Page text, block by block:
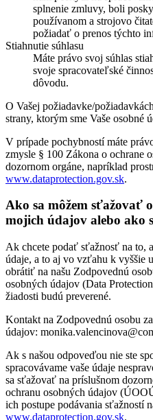
splnenie zmluvy, boli
používanom a strojovo
požiadať o prenos týchto
Stiahnutie súhlasu
Máte právo svoj súhlas
svoje spracovateľské
dôvodu.
O Vašej požiadavke/
strany, ktorým sme Vaše osobné
V prípade pochybností máte
zmysle § 100 Zákona o ochrane
dozornom orgáne, napríklad
www.dataprotection.gov.sk.
Ako sa môžem sťažovať
mojich údajov alebo ako
Ak chcete podať sťažnosť na to,
údaje, a to aj vo vzťahu k vyššie
obrátiť na našu Zodpovednú
osobných údajov (Data
žiadosti budú preverené.
Kontakt na Zodpovednú osobu
údajov:
Ak s našou odpoveďou nie ste
spracovávame vaše údaje
sa sťažovať na príslušnom
ochranu osobných údajov
ich postupe podávania sťažností
www.dataprotection.gov.sk.